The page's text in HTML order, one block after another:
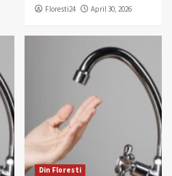
Floresti24 April 30, 2026
Din Floresti